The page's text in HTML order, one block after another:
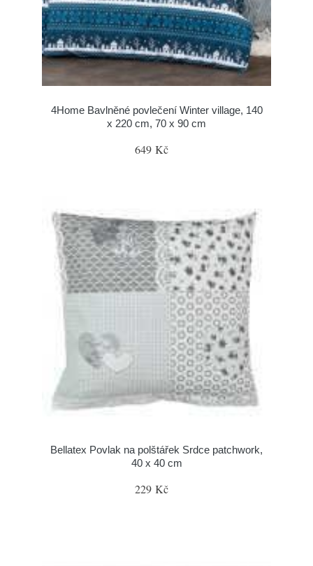
4Home Bavlněné povlečení Winter village, 140
x 220 cm, 70 x 90 cm
649 Kč
Bellatex Povlak na polštářek Srdce patchwork,
40 x 40 cm
229 Kč